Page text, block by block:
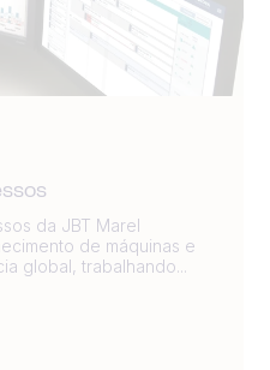
da JBT Marel
de máquinas e
global, trabalhando...